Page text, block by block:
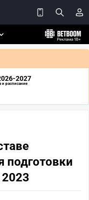
2027
и расписание
подготовки
2023